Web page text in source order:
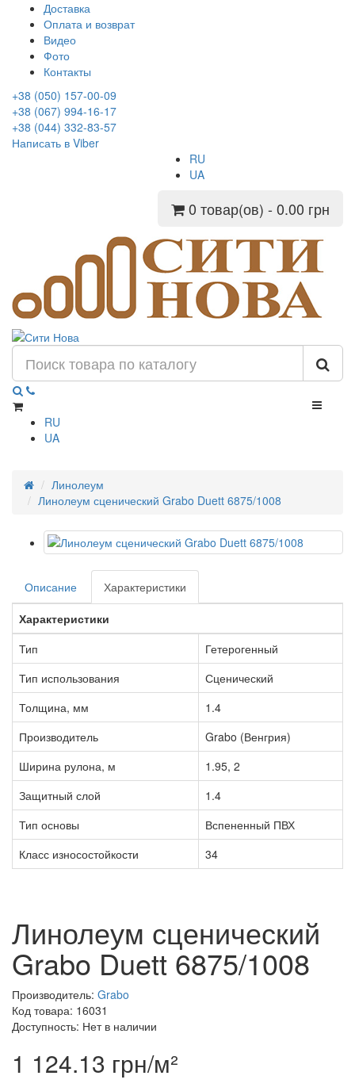
Доставка
Оплата и возврат
Видео
Фото
Контакты
+38 (050) 157-00-09
+38 (067) 994-16-17
+38 (044) 332-83-57
Написать в Viber
RU
UA
0 товар(ов) - 0.00 грн
RU
UA
Линолеум
Линолеум сценический Grabo Duett 6875/1008
Описание
Характеристики
Характеристики
Тип
Гетерогенный
Тип использования
Сценический
Толщина, мм
1.4
Производитель
Grabo (Венгрия)
Ширина рулона, м
1.95, 2
Защитный слой
1.4
Тип основы
Вспененный ПВХ
Класс износостойкости
34
Линолеум сценический
Grabo Duett 6875/1008
Производитель: Grabo
Код товара: 16031
Доступность: Нет в наличии
1 124.13 грн/м²